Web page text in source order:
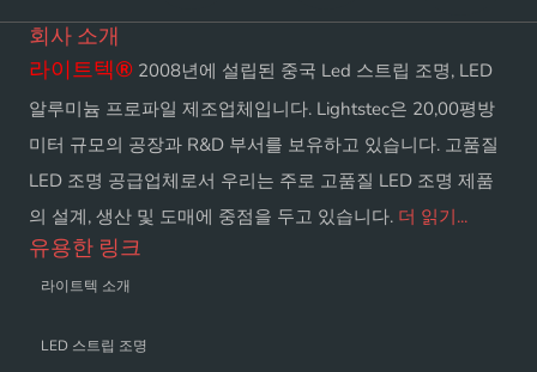
회사 소개
라이트텍® 2008년에 설립된 중국 Led 스트립 조명, LED
알루미늄 프로파일 제조업체입니다. Lightstec은 20,00평방
미터 규모의 공장과 R&D 부서를 보유하고 있습니다. 고품질
LED 조명 공급업체로서 우리는 주로 고품질 LED 조명 제품
의 설계, 생산 및 도매에 중점을 두고 있습니다. 더 읽기...
유용한 링크
라이트텍 소개
LED 스트립 조명